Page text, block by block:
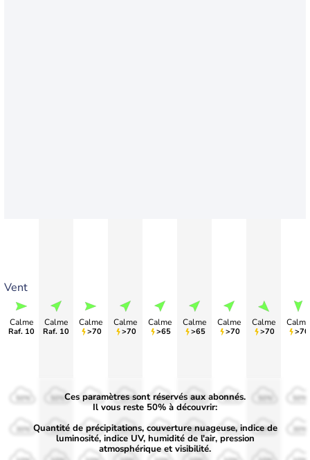
Vent
Calme
Raf. 10
Calme
Raf. 10
Calme
>70
Calme
>70
Calme
>65
Calme
>65
Calme
>70
Calme
>70
Calme
>70
50%
30%
50%
30%
50%
30%
50%
30%
50%
30%
50%
30%
50%
30% 30% 30%
Ces paramètres sont réservés aux abonnés.
Il vous reste 50% à découvrir:
Quantité de précipitations, couverture nuageuse, indice de
luminosité, indice UV, humidité de l'air, pression
atmosphérique et visibilité.